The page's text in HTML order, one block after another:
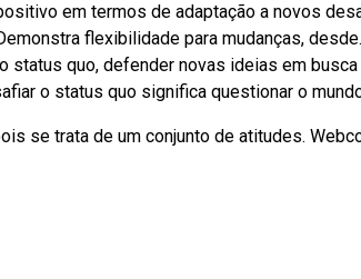
em termos de adaptação a novos
flexibilidade para mudanças, desde.
quo, defender novas ideias em busca
o status quo significa questionar o
se trata de um conjunto de atitudes.